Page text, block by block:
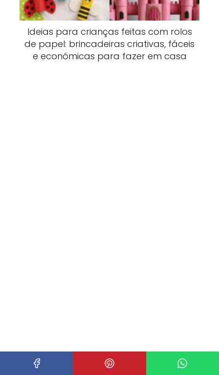
Ideias para crianças feitas com rolos
de papel: brincadeiras criativas, fáceis
e económicas para fazer em casa